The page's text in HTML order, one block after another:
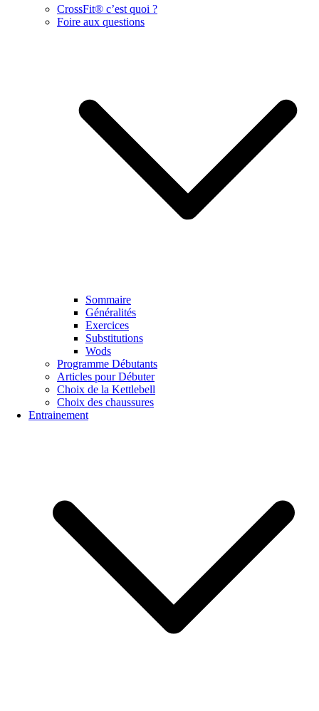
CrossFit® c’est quoi ?
Foire aux questions
Sommaire
Généralités
Exercices
Substitutions
Wods
Programme Débutants
Articles pour Débuter
Choix de la Kettlebell
Choix des chaussures
Entrainement